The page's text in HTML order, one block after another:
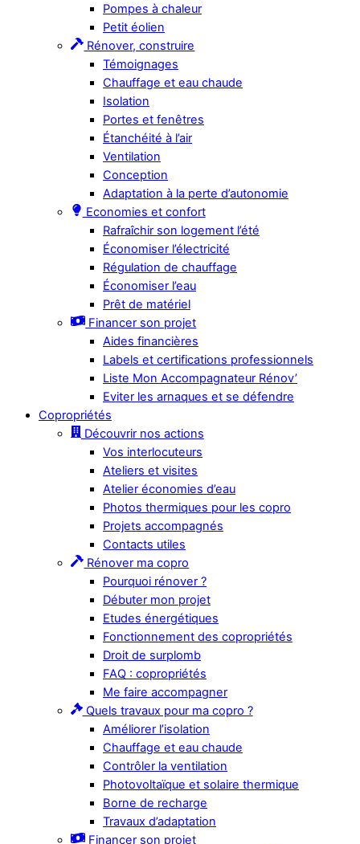
Pompes à chaleur
Petit éolien
Rénover, construire
Témoignages
Chauffage et eau chaude
Isolation
Portes et fenêtres
Étanchéité à l’air
Ventilation
Conception
Adaptation à la perte d’autonomie
Economies et confort
Rafraîchir son logement l’été
Économiser l’électricité
Régulation de chauffage
Économiser l’eau
Prêt de matériel
Financer son projet
Aides financières
Labels et certifications professionnels
Liste Mon Accompagnateur Rénov’
Eviter les arnaques et se défendre
Copropriétés
Découvrir nos actions
Vos interlocuteurs
Ateliers et visites
Atelier économies d’eau
Photos thermiques pour les copro
Projets accompagnés
Contacts utiles
Rénover ma copro
Pourquoi rénover ?
Débuter mon projet
Etudes énergétiques
Fonctionnement des copropriétés
Droit de surplomb
FAQ : copropriétés
Me faire accompagner
Quels travaux pour ma copro ?
Améliorer l’isolation
Chauffage et eau chaude
Contrôler la ventilation
Photovoltaïque et solaire thermique
Borne de recharge
Travaux d’adaptation
Financer son projet